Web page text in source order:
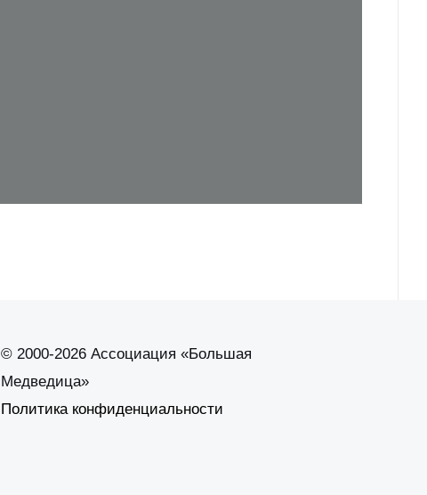
© 2000-2026 Ассоциация «Большая
Медведица»
Политика конфиденциальности